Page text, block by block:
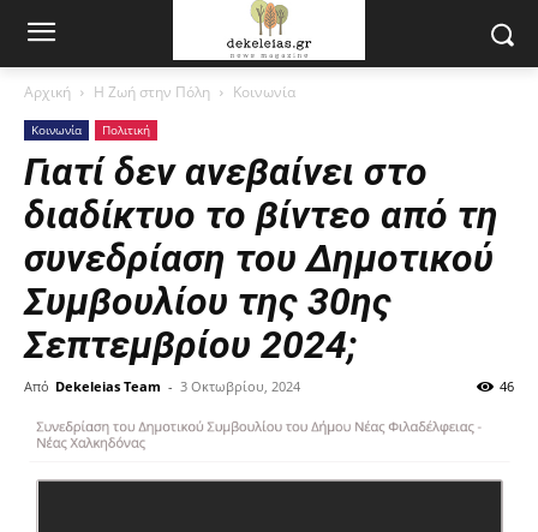
Αρχική Η Ζωή στην Πόλη Κοινωνία
Κοινωνία Πολιτική
Γιατί δεν ανεβαίνει στο
διαδίκτυο το βίντεο από τη
συνεδρίαση του Δημοτικού
Συμβουλίου της 30ης
Σεπτεμβρίου 2024;
Από Dekeleias Team - 3 Οκτωβρίου, 2024 46